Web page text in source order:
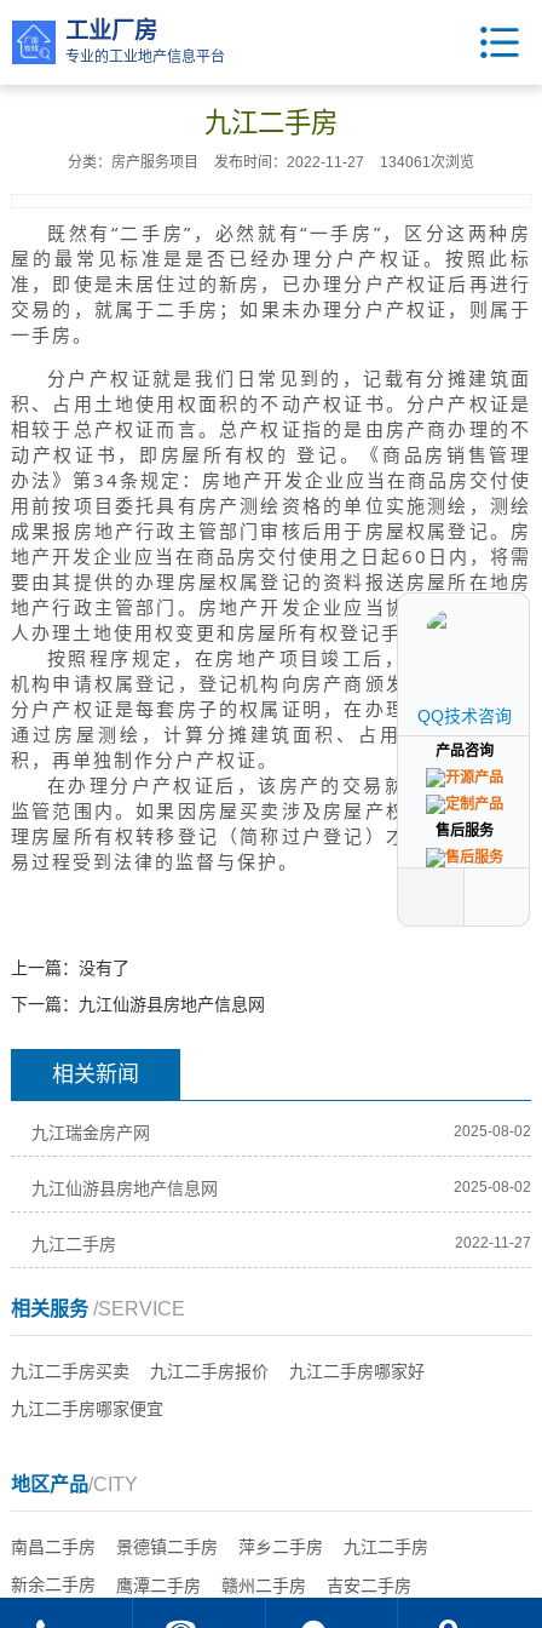
工业厂房
专业的工业地产信息平台
九江二手房
分类：房产服务项目 发布时间：2022-11-27 134061次浏览
既然有“二手房”，必然就有“一手房”，区分这两种房
屋的最常见标准是是否已经办理分户产权证。按照此标
准，即使是未居住过的新房，已办理分户产权证后再进行
交易的，就属于二手房；如果未办理分户产权证，则属于
一手房。
分户产权证就是我们日常见到的，记载有分摊建筑面
积、占用土地使用权面积的不动产权证书。分户产权证是
相较于总产权证而言。总产权证指的是由房产商办理的不
动产权证书，即房屋所有权的 登记。《商品房销售管理
办法》第34条规定：房地产开发企业应当在商品房交付使
用前按项目委托具有房产测绘资格的单位实施测绘，测绘
成果报房地产行政主管部门审核后用于房屋权属登记。房
地产开发企业应当在商品房交付使用之日起60日内，将需
要由其提供的办理房屋权属登记的资料报送房屋所在地房
地产行政主管部门。房地产开发企业应当协助商品房买受
人办理土地使用权变更和房屋所有权登记手续。
按照程序规定，在房地产项目竣工后，房产商向登记
机构申请权属登记，登记机构向房产商颁发总产权证。而
分户产权证是每套房子的权属证明，在办理总产权证后，
通过房屋测绘，计算分摊建筑面积、占用土地使用权面
积，再单独制作分户产权证。
在办理分户产权证后，该房产的交易就被纳入有效的
监管范围内。如果因房屋买卖涉及房屋产权变更，需要办
理房屋所有权转移登记（简称过户登记）才能生效，其交
易过程受到法律的监督与保护。
上一篇：没有了
下一篇： 九江仙游县房地产信息网
相关新闻
九江瑞金房产网 2025-08-02
九江仙游县房地产信息网 2025-08-02
九江二手房 2022-11-27
相关服务/SERVICE
九江二手房买卖 九江二手房报价
九江二手房哪家好
九江二手房哪家便宜
地区产品/CITY
南昌二手房 景德镇二手房 萍乡二手房
九江二手房
新余二手房
鹰潭二手房 赣州二手房
吉安二手房
宜春二手房
抚州二手房
QQ技术咨询
产品咨询
售后服务
QQ技术咨询
产品咨询
售后服务